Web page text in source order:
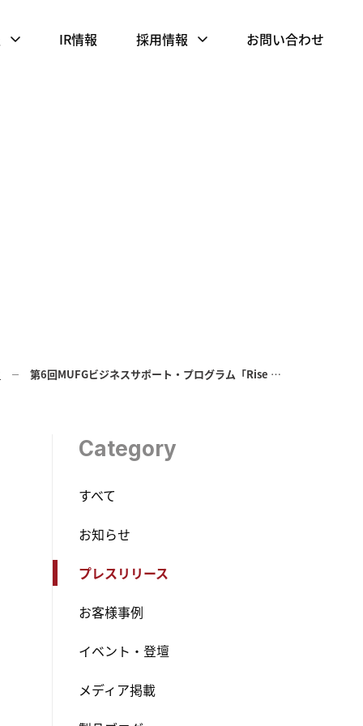
IR情報 採用情報 お問い合わせ
第6回MUFGビジネスサポート・プログラム「Rise Up Festa」で最優秀賞を受賞しました
Category
すべて
お知らせ
プレスリリース
お客様事例
イベント・登壇
メディア掲載